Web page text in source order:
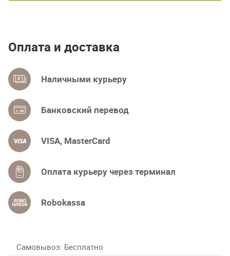
Оплата и доставка
Наличными курьеру
Банковский перевод
VISA, MasterCard
Оплата курьеру через терминал
Robokassa
Самовывоз Бесплатно